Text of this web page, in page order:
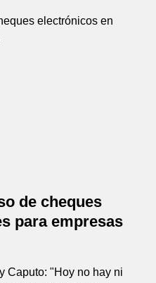
de cheques
para empresas